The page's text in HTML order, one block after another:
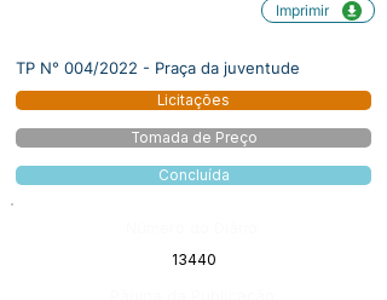
Imprimir
TP N° 004/2022 - Praça da juventude
Licitações
Tomada de Preço
Concluída
13440